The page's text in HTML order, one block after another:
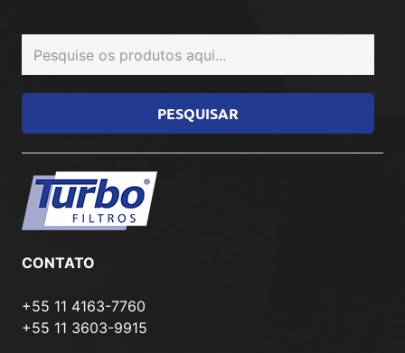
CONTATO
+55 11 4163-7760
+55 11 3603-9915